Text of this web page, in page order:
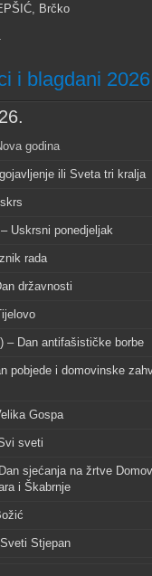
Brčko
i blagdani
godina
ili Sveta tri kralja
Uskrsni ponedjeljak
rada
državnosti
– Dan antifašističke borbe
pobjede i domovinske
Gospa
sveti
sjećanja na žrtve
i Škabrnje
Stjepan